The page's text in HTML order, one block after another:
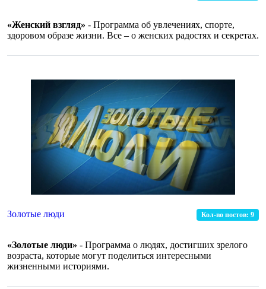
«Женский взгляд» - Программа об увлечениях, спорте,
здоровом образе жизни. Все – о женских радостях и секретах.
Золотые люди Кол-во постов: 9
«Золотые люди» - Программа о людях, достигших зрелого
возраста, которые могут поделиться интересными
жизненными историями.